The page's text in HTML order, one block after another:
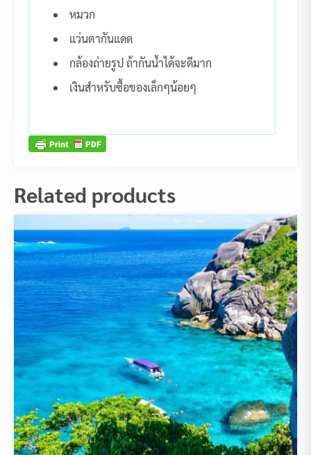
หมวก
แว่นตากันแดด
กล้องถ่ายรูป ถ้ากันน้ำได้จะดีมาก
เงินสำหรับซื้อของเล็กๆน้อยๆ
Related products